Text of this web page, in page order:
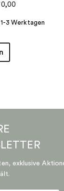
1-3 Werktagen
exklusive